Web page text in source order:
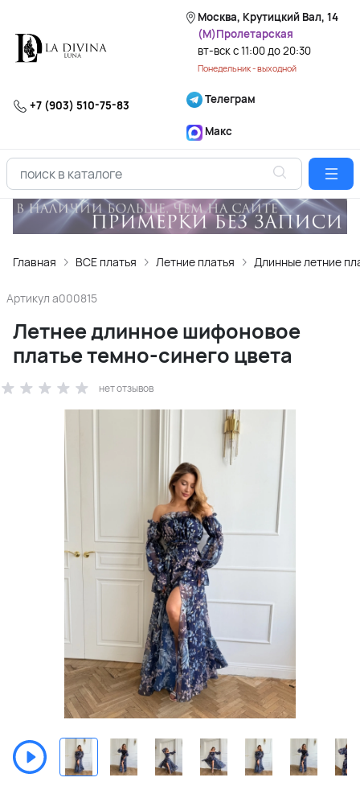
Москва, Крутицкий Вал, 14
(М)Пролетарская
вт-вск с 11:00 до 20:30
Понедельник - выходной
+7 (903) 510-75-83 Телеграм
Макс
Главная ВСЕ платья Летние платья Длинные летние
Артикул a000815
Летнее длинное шифоновое
платье темно-синего цвета
нет отзывов